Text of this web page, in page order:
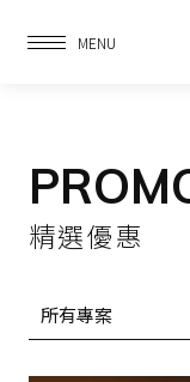
MENU
精選優惠
所有專案